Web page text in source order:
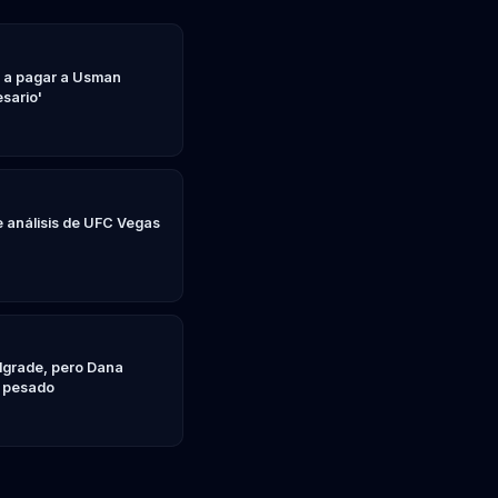
pagar a Usman
de UFC Vegas
pero Dana